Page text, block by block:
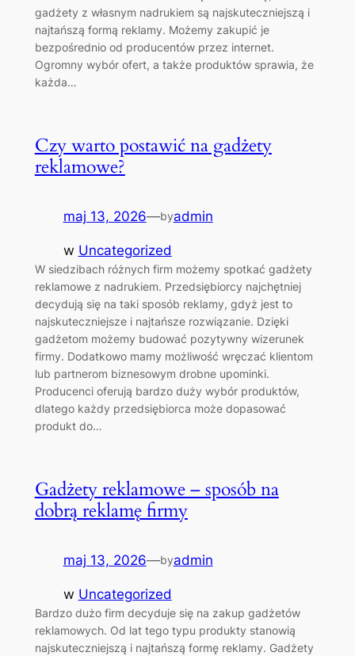
gadżety z własnym nadrukiem są najskuteczniejszą i
najtańszą formą reklamy. Możemy zakupić je
bezpośrednio od producentów przez internet.
Ogromny wybór ofert, a także produktów sprawia, że
każda…
Czy warto postawić na gadżety
reklamowe?
maj 13, 2026—byadmin
w Uncategorized
W siedzibach różnych firm możemy spotkać gadżety
reklamowe z nadrukiem. Przedsiębiorcy najchętniej
decydują się na taki sposób reklamy, gdyż jest to
najskuteczniejsze i najtańsze rozwiązanie. Dzięki
gadżetom możemy budować pozytywny wizerunek
firmy. Dodatkowo mamy możliwość wręczać klientom
lub partnerom biznesowym drobne upominki.
Producenci oferują bardzo duży wybór produktów,
dlatego każdy przedsiębiorca może dopasować
produkt do…
Gadżety reklamowe – sposób na
dobrą reklamę firmy
maj 13, 2026—byadmin
w Uncategorized
Bardzo dużo firm decyduje się na zakup gadżetów
reklamowych. Od lat tego typu produkty stanowią
najskuteczniejszą i najtańszą formę reklamy. Gadżety